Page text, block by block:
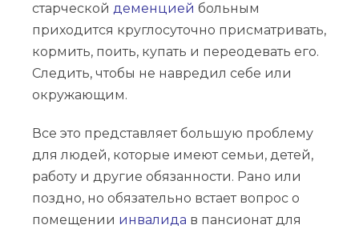
старческой деменцией больным
приходится круглосуточно присматривать,
кормить, поить, купать и переодевать его.
Следить, чтобы не навредил себе или
окружающим.
Все это представляет большую проблему
для людей, которые имеют семьи, детей,
работу и другие обязанности. Рано или
поздно, но обязательно встает вопрос о
помещении инвалида в пансионат для